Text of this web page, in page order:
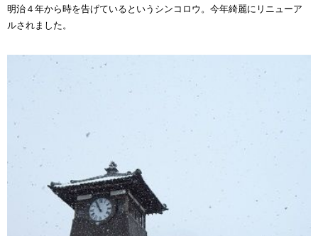
明治４年から時を告げているというシンコロウ。今年綺麗にリニューア
ルされました。